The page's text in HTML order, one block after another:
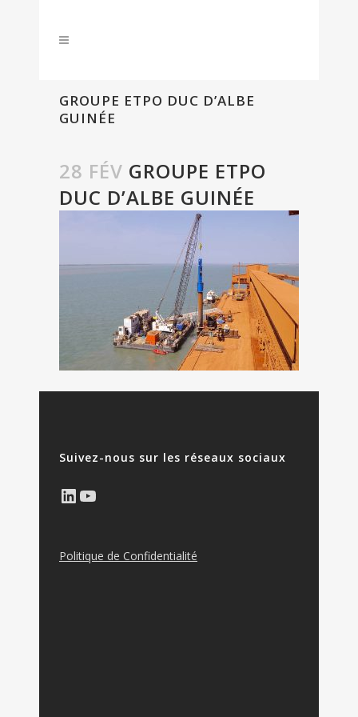
GROUPE ETPO DUC D’ALBE
GUINÉE
28 FÉV GROUPE ETPO
DUC D’ALBE GUINÉE
Suivez-nous sur les réseaux sociaux
LinkedIn
YouTube
Politique de Confidentialité